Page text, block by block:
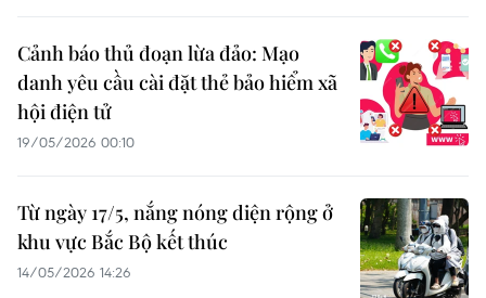
Cảnh báo thủ đoạn lừa đảo: Mạo
danh yêu cầu cài đặt thẻ bảo hiểm xã
hội điện tử
19/05/2026 00:10
Từ ngày 17/5, nắng nóng diện rộng ở
khu vực Bắc Bộ kết thúc
14/05/2026 14:26